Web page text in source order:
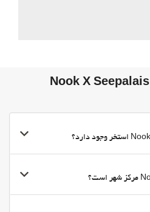
سوال‌های متداول درباره Nook X Seepalais